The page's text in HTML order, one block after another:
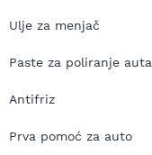
Ulje za menjač
Paste za poliranje auta
Antifriz
Prva pomoć za auto